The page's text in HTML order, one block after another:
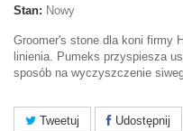
Stan: Nowy
Groomer's stone dla koni firmy
linienia. Pumeks przyspiesza
sposób na wyczyszczenie
Tweetuj Udostępnij